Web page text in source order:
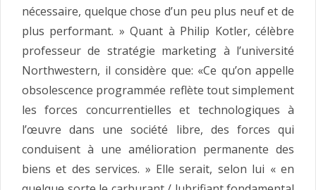
nécessaire, quelque chose d’un peu plus neuf et de
plus performant. » Quant à Philip Kotler, célèbre
professeur de stratégie marketing à l’université
Northwestern, il considère que: «Ce qu’on appelle
obsolescence programmée reflète tout simplement
les forces concurrentielles et technologiques à
l’œuvre dans une société libre, des forces qui
conduisent à une amélioration permanente des
biens et des services. » Elle serait, selon lui « en